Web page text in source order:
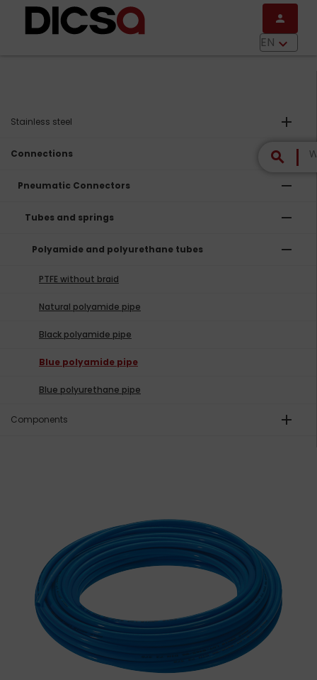
Skip to main content
person
EN keyboard_arrow_down
search
Stainless steel add
Connections remove
Pneumatic Connectors remove
Tubes and springs remove
Polyamide and polyurethane tubes remove
PTFE without braid
Natural polyamide pipe
Black polyamide pipe
Blue polyamide pipe
Blue polyurethane pipe
Components add